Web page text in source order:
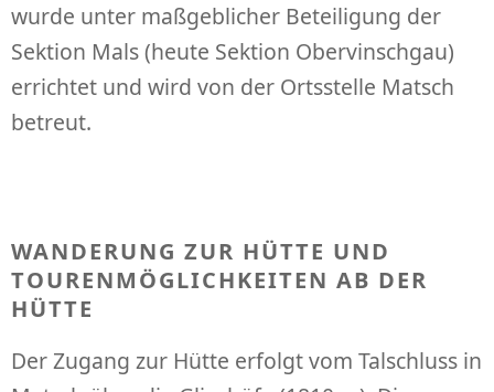
wurde unter maßgeblicher Beteiligung der
Sektion Mals (heute Sektion Obervinschgau)
errichtet und wird von der Ortsstelle Matsch
betreut.
WANDERUNG ZUR HÜTTE UND
TOURENMÖGLICHKEITEN AB DER
HÜTTE
Der Zugang zur Hütte erfolgt vom Talschluss in